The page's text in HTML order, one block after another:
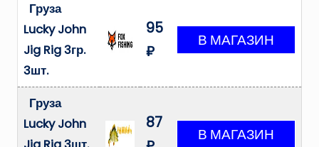
Груза
Lucky John
Jig Rig 3гр.
3шт.
95
₽
Груза
Lucky John
87